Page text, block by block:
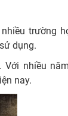
trường
dụng.
Với nhiều
nay.